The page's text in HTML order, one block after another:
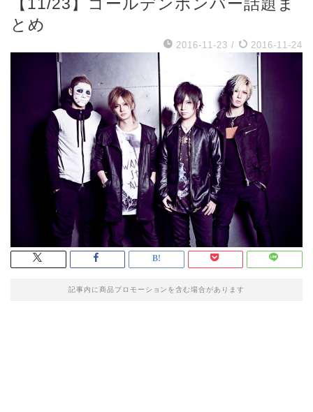
とめ
2016-11-23 / 2016-11-24
記事内に商品プロモーションを含む場合があります